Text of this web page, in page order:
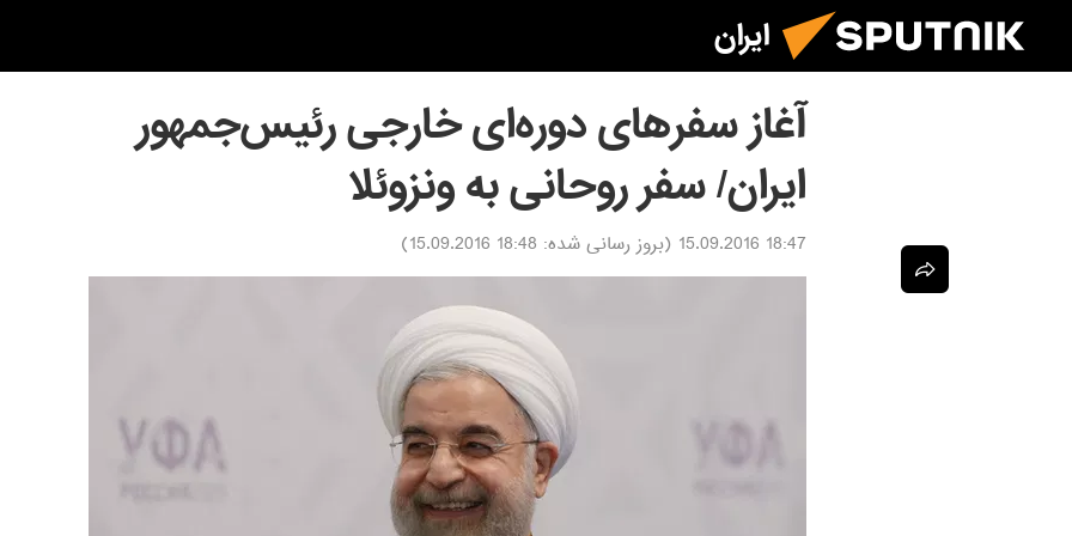
ایران
آغاز سفرهای دوره‌ای خارجی رئیس‌جمهور
ایران/ سفر روحانی به ونزوئلا
18:47 15.09.2016 (بروز رسانی شده: 18:48 15.09.2016
)